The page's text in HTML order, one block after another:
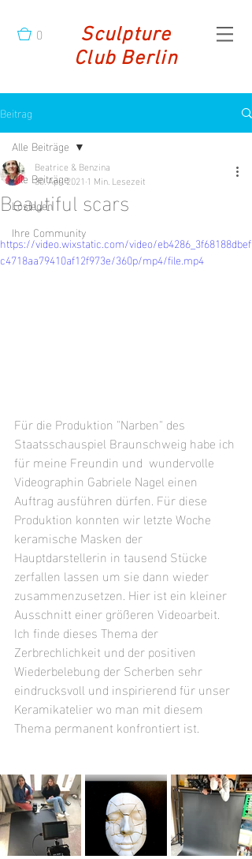
0
Sculpture
Club Berlin
Beitrag
Alle Beiträge
Loslegen
Ihre Community
Alle Beiträge
Beautiful scars
Beatrice & Benzina
30. Apr. 2021 1 Min. Lesezeit
https://video.wixstatic.com/video/eb4286_3f68188dbef
c4718aa79410af12f973e/360p/mp4/file.mp4
Für die Produktion "Narben" des
Staatsschauspiel Braunschweig habe ich
für meine Freundin und  wundervolle
Videographin Gabriele Nagel einen
Auftrag ausführen dürfen. Für diese
Produktion konnten wir letzte Woche
keramische Masken der
Hauptdarstellerin in tausend Stücke
zerfallen lassen um sie dann wieder
zusammenzusetzen. Hier ist ein kleiner
Ausschnitt einer größeren Videoarbeit.
Ich finde dieses Thema der
Zerbrechlichkeit und der positiven
Wiederbelebung der Scherben sehr
eindrucksvoll und inspirierend für unser
Keramikatelier wo man mit diesem
Thema permanent konfrontiert ist.